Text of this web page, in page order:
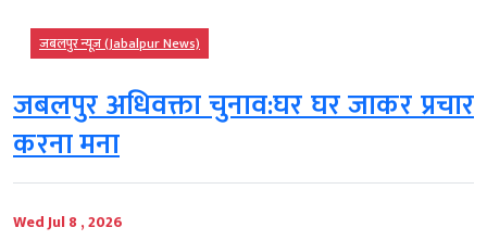
जबलपुर न्यूज़ (Jabalpur News)
जबलपुर अधिवक्ता चुनाव:घर घर जाकर प्रचार
करना मना
Wed Jul 8 , 2026